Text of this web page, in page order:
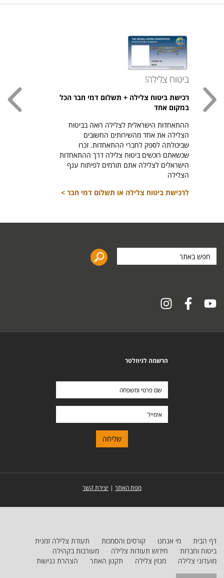
ביטוח צלילה!
רכישת ביטוח צלילה + תשלום דמי חבר הכל
במקום אחד
ההתאחדות הישראלית לצלילה רואה בביטוח
הצלילה את אחד מהשירותים החשובים
שביכולתה לספק לחברי ההתאחדות. זכרו
שכשאתם רוכשים ביטוח צלילה דרך ההתאחדות
הישראלים לצלילה אתם תורמים לפיתוח ענף
הצלילה
לרכישת ביטוח צלילה או תשלום דמי חבר >
באתר
הרשמה לניוזלטר
מפת האתר | יצירת קשר
דף הבית מי אנחנו קורסים והסמכות
תעודת צלילה זמנית
ביטוח וחברות
חידוש תעודות צלילה
מעורבות בקהילה
מועדוני צלילה
מגזין צלילה תקנון האתר הצהרת נגישות